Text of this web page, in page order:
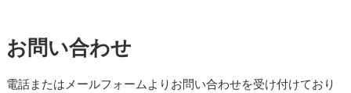
お問い合わせ
電話またはメールフォームよりお問い合わせを受け付けており